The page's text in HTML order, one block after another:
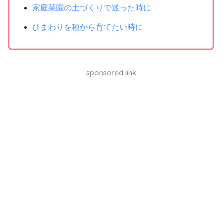
家庭菜園の土づくりで迷った時に
ひまわりを種から育てたい時に
sponsored link